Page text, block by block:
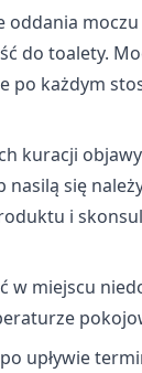
oddania moczu
do toalety.
po każdym
kuracji
nasilą się
i
w miejscu
upływie
celu
reklam
do wyboru
reklam
w celu
treści
treści
dzięki